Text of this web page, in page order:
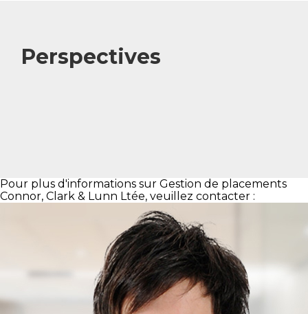
Perspectives
Pour plus d'informations sur Gestion de placements
Connor, Clark & Lunn Ltée, veuillez contacter :